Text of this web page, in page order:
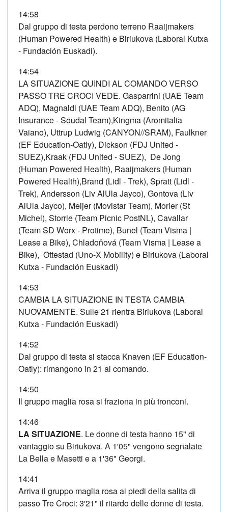
14:58
Dal gruppo di testa perdono terreno Raaijmakers
(Human Powered Health) e Biriukova (Laboral Kutxa
- Fundación Euskadi).
14:54
LA SITUAZIONE QUINDI AL COMANDO VERSO
PASSO TRE CROCI VEDE. Gasparrini (UAE Team
ADQ), Magnaldi (UAE Team ADQ), Benito (AG
Insurance - Soudal Team),Kingma (Aromitalia
Vaiano), Uttrup Ludwig (CANYON//SRAM), Faulkner
(EF Education-Oatly), Dickson (FDJ United -
SUEZ),Kraak (FDJ United - SUEZ), De Jong
(Human Powered Health), Raaijmakers (Human
Powered Health),Brand (Lidl - Trek), Spratt (Lidl -
Trek), Andersson (Liv AlUla Jayco), Gontova (Liv
AlUla Jayco), Meijer (Movistar Team), Morier (St
Michel), Storrie (Team Picnic PostNL), Cavallar
(Team SD Worx - Protime), Bunel (Team Visma |
Lease a Bike), Chladoňová (Team Visma | Lease a
Bike), Ottestad (Uno-X Mobility) e Biriukova (Laboral
Kutxa - Fundación Euskadi)
14:53
CAMBIA LA SITUAZIONE IN TESTA CAMBIA
NUOVAMENTE. Sulle 21 rientra Biriukova (Laboral
Kutxa - Fundación Euskadi)
14:52
Dal gruppo di testa si stacca Knaven (EF Education-
Oatly): rimangono in 21 al comando.
14:50
Il gruppo maglia rosa si fraziona in più tronconi.
14:46
LA SITUAZIONE. Le donne di testa hanno 15" di
vantaggio su Biriukova. A 1'05" vengono segnalate
La Bella e Masetti e a 1'36" Georgi.
14:41
Arriva il gruppo maglia rosa ai piedi della salita di
passo Tre Croci: 3'21" il ritardo delle donne di testa.